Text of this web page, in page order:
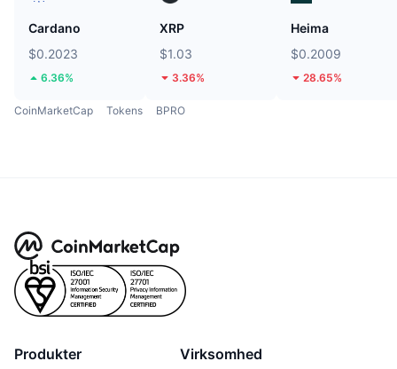
Cardano
$0.2023
6.36%
XRP
$1.03
3.36%
Heima
$0.2009
28.65%
CoinMarketCap Tokens BPRO
Produkter Virksomhed